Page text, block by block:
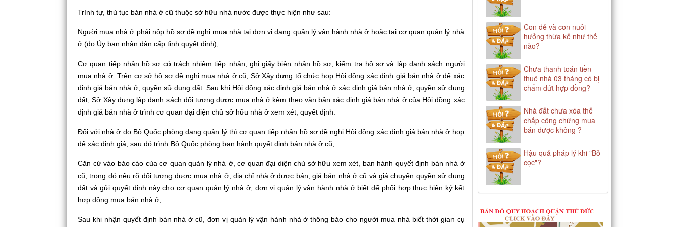
Trình tự, thủ tục bán nhà ở cũ thuộc sở hữu nhà nước được thực hiện như sau:
Người mua nhà ở phải nộp hồ sơ đề nghị mua nhà tại đơn vị đang quản lý vận hành nhà ở hoặc tại cơ quan quản lý nhà
ở (do Ủy ban nhân dân cấp tỉnh quyết định);
Cơ quan tiếp nhận hồ sơ có trách nhiệm tiếp nhận, ghi giấy biên nhận hồ sơ, kiểm tra hồ sơ và lập danh sách người
mua nhà ở. Trên cơ sở hồ sơ đề nghị mua nhà ở cũ, Sở Xây dựng tổ chức họp Hội đồng xác định giá bán nhà ở để xác
định giá bán nhà ở, quyền sử dụng đất. Sau khi Hội đồng xác định giá bán nhà ở xác định giá bán nhà ở, quyền sử dụng
đất, Sở Xây dựng lập danh sách đối tượng được mua nhà ở kèm theo văn bản xác định giá bán nhà ở của Hội đồng xác
định giá bán nhà ở trình cơ quan đại diện chủ sở hữu nhà ở xem xét, quyết định.
Đối với nhà ở do Bộ Quốc phòng đang quản lý thì cơ quan tiếp nhận hồ sơ đề nghị Hội đồng xác định giá bán nhà ở họp
để xác định giá; sau đó trình Bộ Quốc phòng ban hành quyết định bán nhà ở cũ;
Căn cứ vào báo cáo của cơ quan quản lý nhà ở, cơ quan đại diện chủ sở hữu xem xét, ban hành quyết định bán nhà ở
cũ, trong đó nêu rõ đối tượng được mua nhà ở, địa chỉ nhà ở được bán, giá bán nhà ở cũ và giá chuyển quyền sử dụng
đất và gửi quyết định này cho cơ quan quản lý nhà ở, đơn vị quản lý vận hành nhà ở biết để phối hợp thực hiện ký kết
hợp đồng mua bán nhà ở;
Sau khi nhận quyết định bán nhà ở cũ, đơn vị quản lý vận hành nhà ở thông báo cho người mua nhà biết thời gian cụ
Con đẻ và con nuôi
hưởng thừa kế như thế
nào?
Chưa thanh toán tiền
thuê nhà 03 tháng có bị
chấm dứt hợp đồng?
Nhà đất chưa xóa thế
chấp công chứng mua
bán được không ?
Hậu quả pháp lý khi "Bỏ
cọc"?